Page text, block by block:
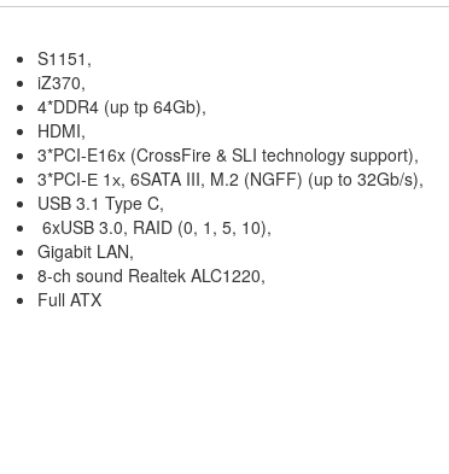
S1151,
iZ370,
4*DDR4 (up tp 64Gb),
HDMI,
3*PCI-E16x (CrossFire & SLI technology support),
3*PCI-Е 1х, 6SATA III, M.2 (NGFF) (up to 32Gb/s),
USB 3.1 Type C,
6xUSB 3.0, RAID (0, 1, 5, 10),
Gigabit LAN,
8-ch sound Realtek ALC1220,
Full ATX